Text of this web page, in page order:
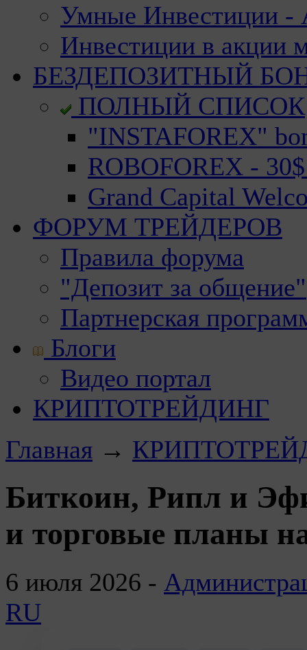
Умные Инвестиции -
Инвестиции в акции
БЕЗДЕПОЗИТНЫЙ
ПОЛНЫЙ СПИСОК
"INSTAFOREX"
ROBOFOREX -
Grand Capital
ФОРУМ ТРЕЙДЕРОВ
Правила форума
"Депозит за общение"
Партнерская
Блоги
Видео портал
КРИПТОТРЕЙДИНГ
Главная →
Биткоин, Рипл и
и торговые планы
6 июля 2026 -
RU